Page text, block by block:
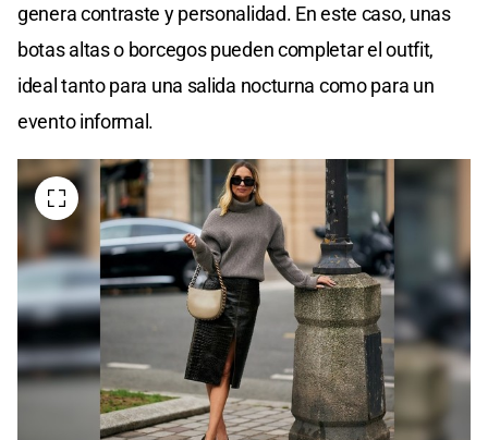
genera contraste y personalidad. En este caso, unas
botas altas o borcegos pueden completar el outfit,
ideal tanto para una salida nocturna como para un
evento informal.